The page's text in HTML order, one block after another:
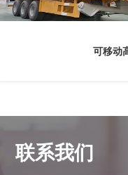
可移动
联系我们